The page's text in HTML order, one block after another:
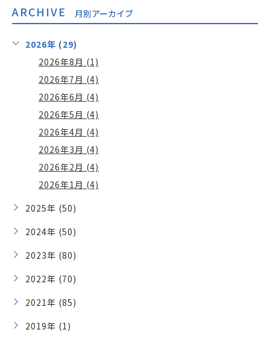
ARCHIVE 月別アーカイブ
2026年 (29)
2026年8月 (1)
2026年7月 (4)
2026年6月 (4)
2026年5月 (4)
2026年4月 (4)
2026年3月 (4)
2026年2月 (4)
2026年1月 (4)
2025年 (50)
2024年 (50)
2023年 (80)
2022年 (70)
2021年 (85)
2019年 (1)